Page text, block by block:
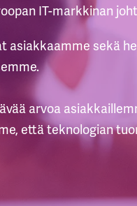
IT-markkinan
asiakkaamme sekä
arvoa
että teknologian